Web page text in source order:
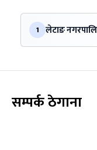
1 लेटाङ
सम्पर्क ठेगाना